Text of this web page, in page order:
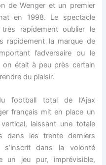
de Wenger et un premier
en 1998. Le spectacle
rapidement oublier le
rapidement la marque de
l’adversaire ou le
on était à peu près certain
du plaisir.
football total de l’Ajax
français mit en place un
laissant une totale
dans les trente derniers
dans la volonté
un jeu pur, imprévisible,